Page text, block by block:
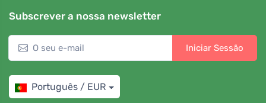
Subscrever a nossa newsletter
Iniciar Sessão
Português / EUR